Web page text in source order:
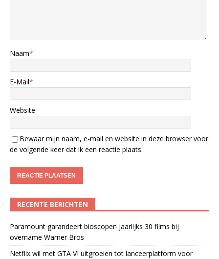
Naam*
E-Mail*
Website
Bewaar mijn naam, e-mail en website in deze browser voor
de volgende keer dat ik een reactie plaats.
RECENTE BERICHTEN
Paramount garandeert bioscopen jaarlijks 30 films bij
overname Warner Bros
Netflix wil met GTA VI uitgroeien tot lanceerplatform voor